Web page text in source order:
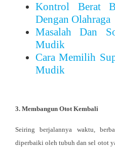
Kontrol Berat
Dengan Olahraga
Masalah Dan
Mudik
Cara Memilih
Mudik
3. Membangun Otot Kembali
Seiring berjalannya waktu,
diperbaiki oleh tubuh dan sel otot